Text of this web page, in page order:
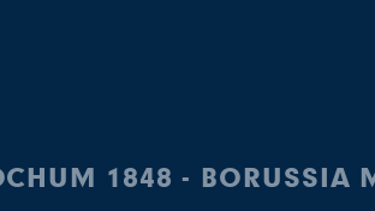
1848 - BORUSSIA